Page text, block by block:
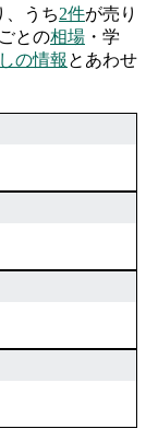
うち2件が売り
との相場 ・学
の情報 とあわせ